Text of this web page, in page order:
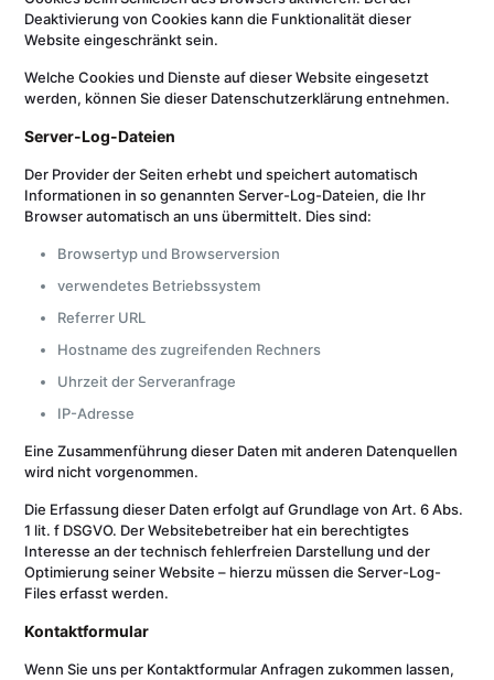
Deaktivierung von Cookies kann die Funktionalität dieser
Website eingeschränkt sein.
Welche Cookies und Dienste auf dieser Website eingesetzt
werden, können Sie dieser Datenschutzerklärung entnehmen.
Server-Log-Dateien
Der Provider der Seiten erhebt und speichert automatisch
Informationen in so genannten Server-Log-Dateien, die Ihr
Browser automatisch an uns übermittelt. Dies sind:
Browsertyp und Browserversion
verwendetes Betriebssystem
Referrer URL
Hostname des zugreifenden Rechners
Uhrzeit der Serveranfrage
IP-Adresse
Eine Zusammenführung dieser Daten mit anderen Datenquellen
wird nicht vorgenommen.
Die Erfassung dieser Daten erfolgt auf Grundlage von Art. 6 Abs.
1 lit. f DSGVO. Der Websitebetreiber hat ein berechtigtes
Interesse an der technisch fehlerfreien Darstellung und der
Optimierung seiner Website – hierzu müssen die Server-Log-
Files erfasst werden.
Kontaktformular
Wenn Sie uns per Kontaktformular Anfragen zukommen lassen,